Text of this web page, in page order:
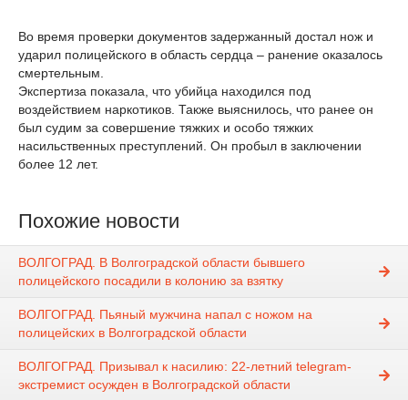
Во время проверки документов задержанный достал нож и
ударил полицейского в область сердца – ранение оказалось
смертельным.
Экспертиза показала, что убийца находился под
воздействием наркотиков. Также выяснилось, что ранее он
был судим за совершение тяжких и особо тяжких
насильственных преступлений. Он пробыл в заключении
более 12 лет.
Похожие новости
ВОЛГОГРАД. В Волгоградской области бывшего
полицейского посадили в колонию за взятку
ВОЛГОГРАД. Пьяный мужчина напал с ножом на
полицейских в Волгоградской области
ВОЛГОГРАД. Призывал к насилию: 22-летний telegram-
экстремист осужден в Волгоградской области